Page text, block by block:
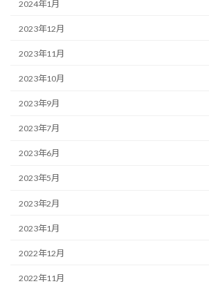
2024年1月
2023年12月
2023年11月
2023年10月
2023年9月
2023年7月
2023年6月
2023年5月
2023年2月
2023年1月
2022年12月
2022年11月